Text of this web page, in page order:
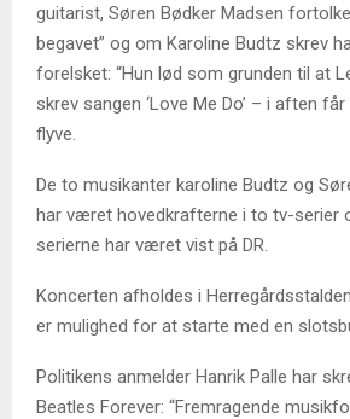
guitarist, Søren Bødker Madsen
begavet” og om Karoline Budtz skrev
forelsket: “Hun lød som grunden til at
skrev sangen ‘Love Me Do’ – i aften
flyve.
De to musikanter karoline Budtz og
har været hovedkrafterne i to tv-serier
serierne har været vist på DR.
Koncerten afholdes i
er mulighed for at starte med en
Politikens anmelder Hanrik Palle har
Beatles Forever: “Fremragende